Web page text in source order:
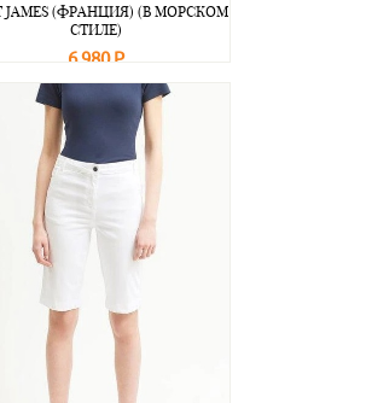
JAMES (ФРАНЦИЯ) (В МОРСКОМ
СТИЛЕ)
6 980 Р
В корзину Подробнее